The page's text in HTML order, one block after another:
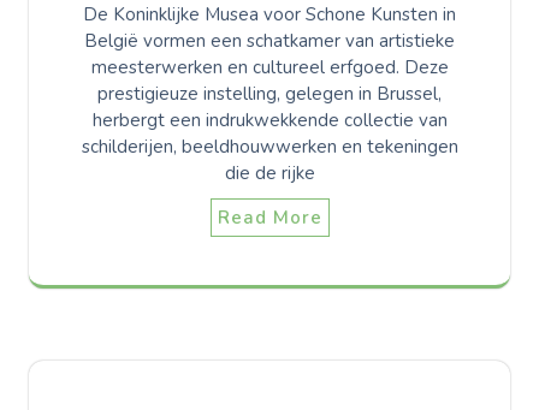
De Koninklijke Musea voor Schone Kunsten in
België vormen een schatkamer van artistieke
meesterwerken en cultureel erfgoed. Deze
prestigieuze instelling, gelegen in Brussel,
herbergt een indrukwekkende collectie van
schilderijen, beeldhouwwerken en tekeningen
die de rijke
Read More